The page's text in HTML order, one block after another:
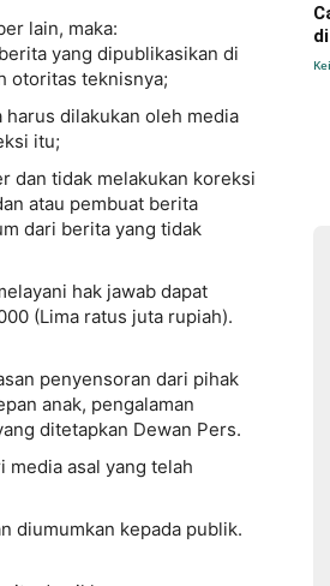
lain, maka:
yang dipublikasikan di
otoritas teknisnya;
dilakukan oleh media
itu;
dan tidak melakukan koreksi
atau pembuat berita
dari berita yang tidak
hak jawab dapat
(Lima ratus juta rupiah).
penyensoran dari pihak
anak, pengalaman
ditetapkan Dewan Pers.
asal yang telah
diumumkan kepada publik.